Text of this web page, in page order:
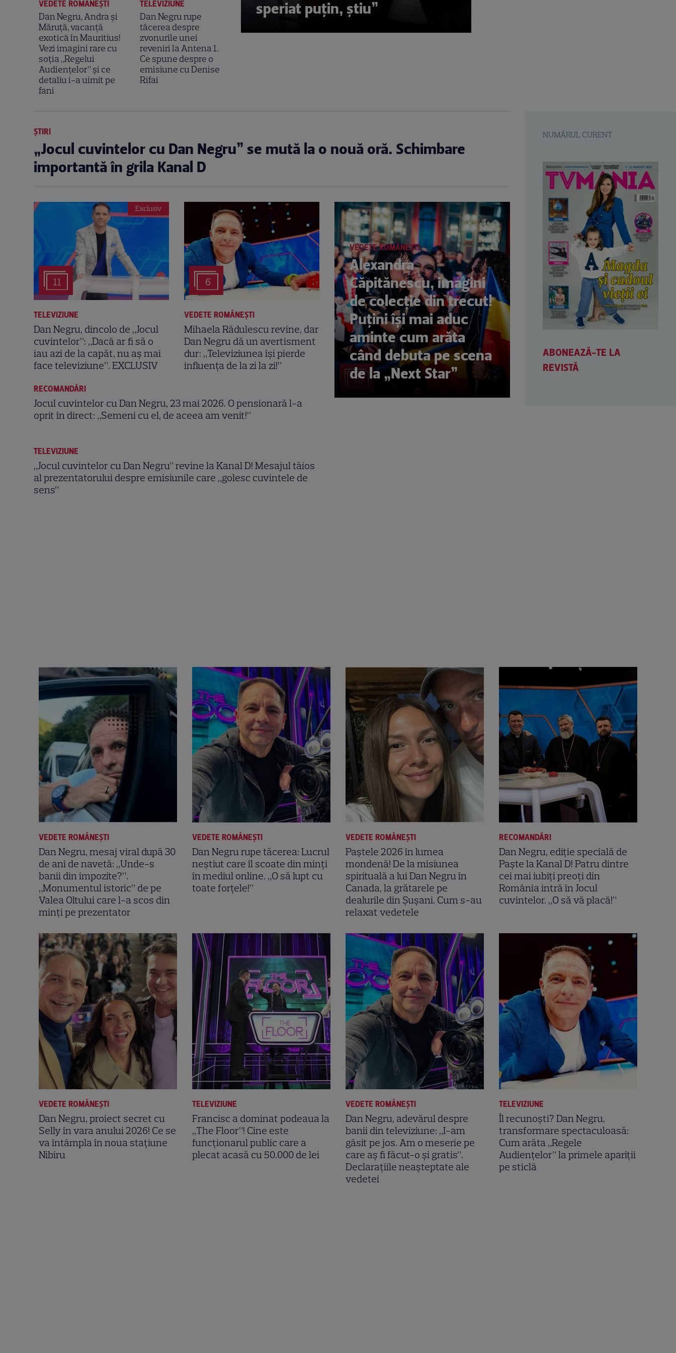
VEDETE ROMÂNEŞTI
Dan Negru, Andra și
Măruță, vacanță
exotică în Mauritius!
Vezi imagini rare cu
soția „Regelui
Audiențelor” și ce
detaliu i-a uimit pe
fani
TELEVIZIUNE
Dan Negru rupe
tăcerea despre
zvonurile unei
reveniri la Antena 1.
Ce spune despre o
emisiune cu Denise
Rifai
speriat puțin, știu”
ȘTIRI
„Jocul cuvintelor cu Dan Negru” se mută la o nouă oră. Schimbare
importantă în grila Kanal D
Exclusiv
11
TELEVIZIUNE
Dan Negru, dincolo de „Jocul
cuvintelor”: „Dacă ar fi să o
iau azi de la capăt, nu aș mai
face televiziune”. EXCLUSIV
6
VEDETE ROMÂNEŞTI
Mihaela Rădulescu revine, dar
Dan Negru dă un avertisment
dur: „Televiziunea își pierde
influența de la zi la zi!”
RECOMANDĂRI
Jocul cuvintelor cu Dan Negru, 23 mai 2026. O pensionară l-a
oprit în direct: „Semeni cu el, de aceea am venit!”
TELEVIZIUNE
„Jocul cuvintelor cu Dan Negru” revine la Kanal D! Mesajul tăios
al prezentatorului despre emisiunile care „golesc cuvintele de
sens”
10
VEDETE ROMÂNEŞTI
Alexandra
Căpitănescu, imagini
de colecție din trecut!
Puțini își mai aduc
aminte cum arăta
când debuta pe scena
de la „Next Star”
NUMĂRUL CURENT
ABONEAZĂ-TE LA
REVISTĂ
VEDETE ROMÂNEŞTI
Dan Negru, mesaj viral după 30
de ani de navetă: „Unde-s
banii din impozite?”.
„Monumentul istoric” de pe
Valea Oltului care l-a scos din
minți pe prezentator
VEDETE ROMÂNEŞTI
Dan Negru rupe tăcerea: Lucrul
neștiut care îl scoate din minți
în mediul online. „O să lupt cu
toate forțele!”
VEDETE ROMÂNEŞTI
Paștele 2026 în lumea
mondenă! De la misiunea
spirituală a lui Dan Negru în
Canada, la grătarele pe
dealurile din Șușani. Cum s-au
relaxat vedetele
RECOMANDĂRI
Dan Negru, ediție specială de
Paște la Kanal D! Patru dintre
cei mai iubiți preoți din
România intră în Jocul
cuvintelor. „O să vă placă!”
VEDETE ROMÂNEŞTI
Dan Negru, proiect secret cu
Selly în vara anului 2026! Ce se
va întâmpla în noua stațiune
Nibiru
TELEVIZIUNE
Francisc a dominat podeaua la
„The Floor”! Cine este
funcționarul public care a
plecat acasă cu 50.000 de lei
VEDETE ROMÂNEŞTI
Dan Negru, adevărul despre
banii din televiziune: „I-am
găsit pe jos. Am o meserie pe
care aș fi făcut-o și gratis”.
Declarațiile neașteptate ale
vedetei
TELEVIZIUNE
Îl recunoști? Dan Negru,
transformare spectaculoasă:
Cum arăta „Regele
Audiențelor” la primele apariții
pe sticlă